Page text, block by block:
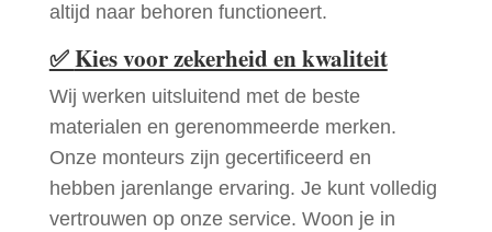
altijd naar behoren functioneert.
✅Kies voor zekerheid en kwaliteit
Wij werken uitsluitend met de beste
materialen en gerenommeerde merken.
Onze monteurs zijn gecertificeerd en
hebben jarenlange ervaring. Je kunt volledig
vertrouwen op onze service. Woon je in